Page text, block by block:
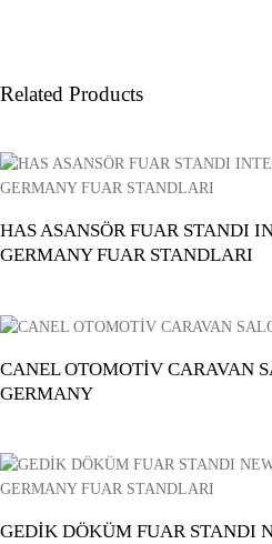
Related Products
HAS ASANSÖR FUAR STANDI
GERMANY FUAR STANDLARI
CANEL OTOMOTİV CARAVAN
GERMANY
GEDİK DÖKÜM FUAR STANDI